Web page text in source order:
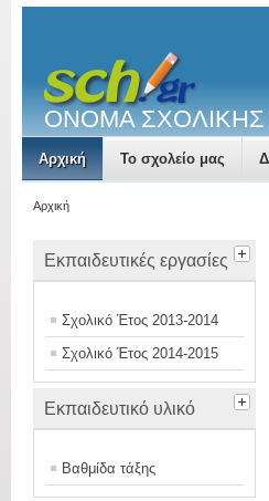
ΟΝΟΜΑ
Αρχική Το σχολείο μας
Αρχική
Εκπαιδευτικές εργασίες
Σχολικό Έτος 2013-2014
Σχολικό Έτος 2014-2015
Εκπαιδευτικό υλικό
Βαθμίδα τάξης